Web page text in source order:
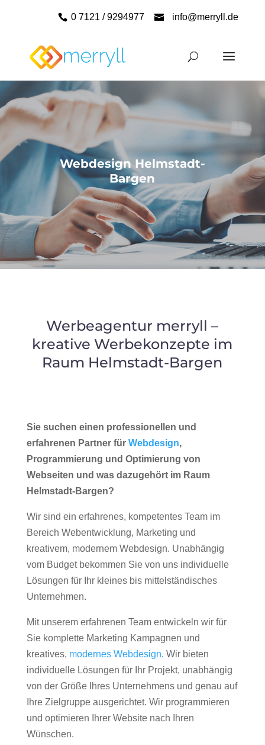
0 7121 / 9294977 info@merryll.de
Webdesign Helmstadt-
Bargen
Werbeagentur merryll –
kreative Werbekonzepte im
Raum Helmstadt-Bargen
Sie suchen einen professionellen und
erfahrenen Partner für Webdesign,
Programmierung und Optimierung von
Webseiten und was dazugehört im Raum
Helmstadt-Bargen?
Wir sind ein erfahrenes, kompetentes Team im
Bereich Webentwicklung, Marketing und
kreativem, modernem Webdesign. Unabhängig
vom Budget bekommen Sie von uns individuelle
Lösungen für Ihr kleines bis mittelständisches
Unternehmen.
Mit unserem erfahrenen Team entwickeln wir für
Sie komplette Marketing Kampagnen und
kreatives, modernes Webdesign. Wir bieten
individuelle Lösungen für Ihr Projekt, unabhängig
von der Größe Ihres Unternehmens und genau auf
Ihre Zielgruppe ausgerichtet. Wir programmieren
und optimieren Ihrer Website nach Ihren
Wünschen.